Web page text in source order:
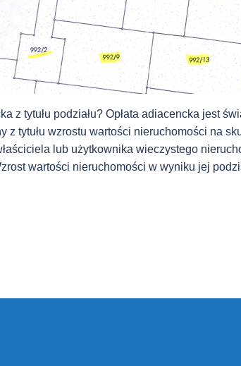
z tytułu podziału? Opłata adiacencka jest
z tytułu wzrostu wartości nieruchomości na
lub użytkownika wieczystego
wartości nieruchomości w wyniku jej